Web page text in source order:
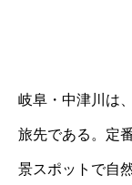
岐阜・中津川は
旅先である。定
景スポットで自